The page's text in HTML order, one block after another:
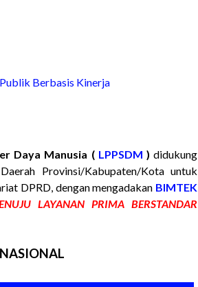
Berbasis Kinerja
Daya Manusia ( LPPSDM ) didukung
Provinsi/Kabupaten/Kota untuk
DPRD, dengan mengadakan BIMTEK
LAYANAN PRIMA BERSTANDAR